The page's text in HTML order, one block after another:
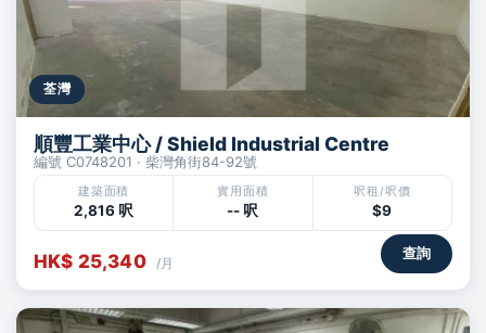
荃灣
順豐工業中心 / Shield Industrial Centre
編號 C0748201 · 柴灣角街84-92號
建築面積
2,816 呎
實用面積
-- 呎
呎租/呎價
$9
HK$ 25,340 /月
查詢